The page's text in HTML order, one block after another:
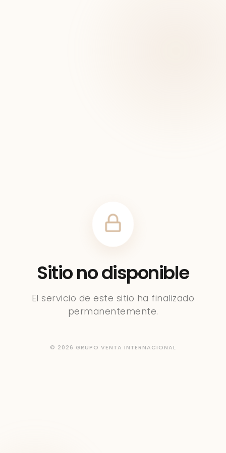
Sitio no disponible
El servicio de este sitio ha finalizado
permanentemente.
© 2026 GRUPO VENTA INTERNACIONAL